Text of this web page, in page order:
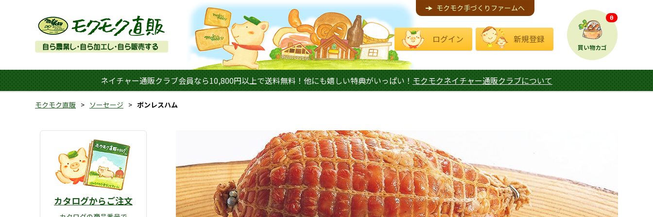
モクモク手づくりファームへ
ログイン 新規登録
買い物カゴ
0
ネイチャー通販クラブ会員なら10,800円以上で送料無料！他にも嬉しい特典がいっぱい！ モクモクネイチャー通販クラブについて
モクモク直販 ソーセージ ボンレスハム
カタログからご注文